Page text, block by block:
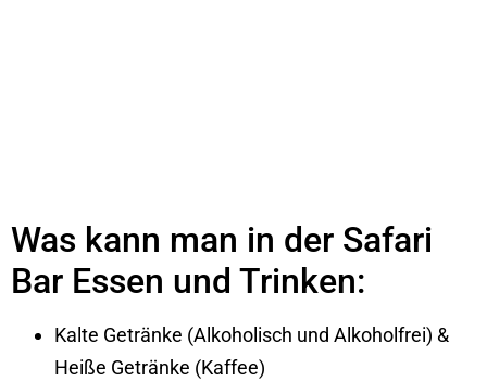
Was kann man in der Safari
Bar Essen und Trinken:
Kalte Getränke (Alkoholisch und Alkoholfrei) &
Heiße Getränke (Kaffee)